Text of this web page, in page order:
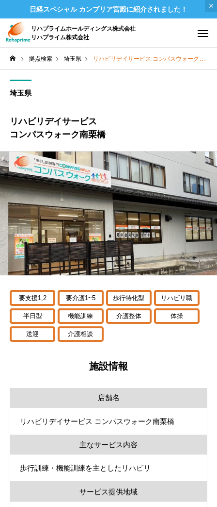
日経スペシャル カンブリア宮殿に紹介されました！
リハプライムホールディングス株式会社
リハプライム株式会社
拠点検索 埼玉県 リハビリデイサービス コンパスウォーク南栗橋
埼玉県
リハビリデイサービス
コンパスウォーク南栗橋
要支援1,2 要介護1~5 歩行特化型 リハビリ職
半日型 機能訓練 介護整体 体操
送迎 介護相談
施設情報
店舗名
リハビリデイサービス コンパスウォーク南栗橋
主なサービス内容
歩行訓練・機能訓練を主としたリハビリ
サービス提供地域